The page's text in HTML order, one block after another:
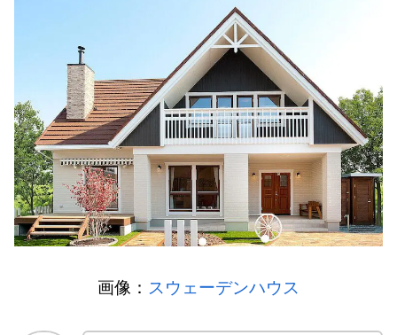
画像： スウェーデンハウス